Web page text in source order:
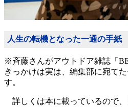
人生の転機となった一通の手紙
※斉藤さんがアウトドア雑誌「
きっかけは実は、編集部に宛て
す。
詳しくは本に載っているので